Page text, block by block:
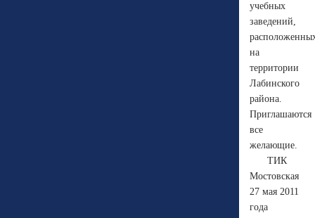
учебных
заведений,
на
территории
Лабинского
района.
Приглашаются
все
желающие.
ТИК
Мостовская
27 мая 2011
года